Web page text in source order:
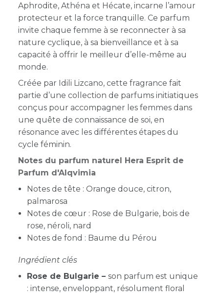
Aphrodite, Athéna et Hécate, incarne l’amour
protecteur et la force tranquille. Ce parfum
invite chaque femme à se reconnecter à sa
nature cyclique, à sa bienveillance et à sa
capacité à offrir le meilleur d’elle-même au
monde.
Créée par Idili Lizcano, cette fragrance fait
partie d’une collection de parfums initiatiques
conçus pour accompagner les femmes dans
une quête de connaissance de soi, en
résonance avec les différentes étapes du
cycle féminin.
Notes du parfum naturel Hera Esprit de
Parfum d'Alqvimia
Notes de tête : Orange douce, citron,
palmarosa
Notes de cœur : Rose de Bulgarie, bois de
rose, néroli, nard
Notes de fond : Baume du Pérou
Ingrédient clés
Rose de Bulgarie – son parfum est unique
: intense, enveloppant, résolument floral